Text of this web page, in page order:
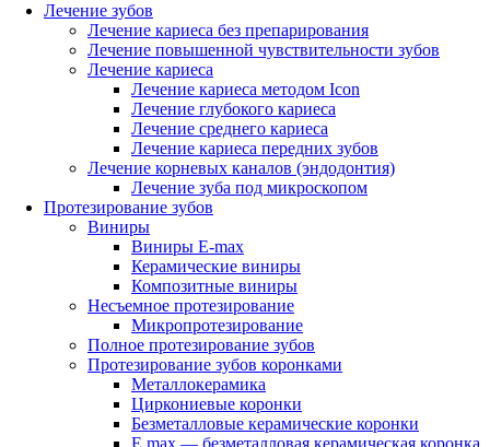
Лечение зубов
Лечение кариеса без препарирования
Лечение повышенной чувствительности зубов
Лечение кариеса
Лечение кариеса методом Icon
Лечение глубокого кариеса
Лечение среднего кариеса
Лечение кариеса передних зубов
Лечение корневых каналов (эндодонтия)
Лечение зуба под микроскопом
Протезирование зубов
Виниры
Виниры E-max
Керамические виниры
Композитные виниры
Несъемное протезирование
Микропротезирование
Полное протезирование зубов
Протезирование зубов коронками
Металлокерамика
Циркониевые коронки
Безметалловые керамические коронки
E.max — безметалловая керамическая коронка